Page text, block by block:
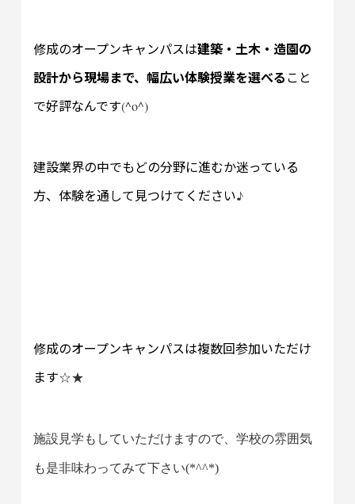
修成のオープンキャンパスは建築・土木・造園の
設計から現場まで、幅広い体験授業を選べること
で好評なんです(^o^)
建設業界の中でもどの分野に進むか迷っている
方、体験を通して見つけてください♪
修成のオープンキャンパスは複数回参加いただけ
ます☆★
施設見学もしていただけますので、学校の雰囲気
も是非味わってみて下さい(*^^*)